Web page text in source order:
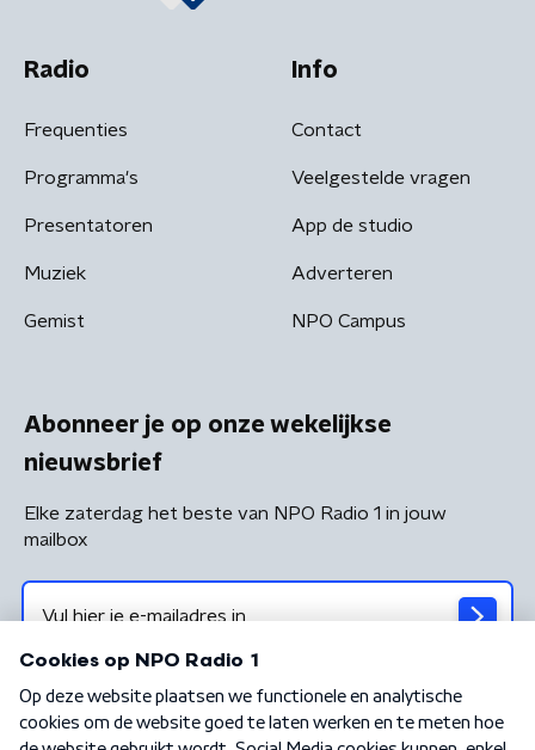
Radio
Frequenties
Programma's
Presentatoren
Muziek
Gemist
Info
Contact
Veelgestelde vragen
App de studio
Adverteren
NPO Campus
Abonneer je op onze wekelijkse
nieuwsbrief
Elke zaterdag het beste van NPO Radio 1 in jouw
mailbox